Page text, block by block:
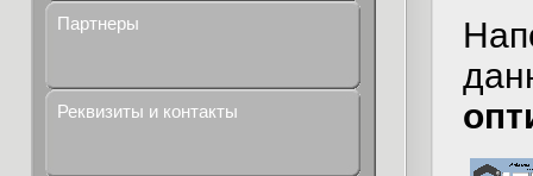
Партнеры
Реквизиты и контакты